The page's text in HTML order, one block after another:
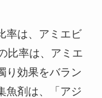
率は、アミエビ
比率は、アミエ
り効果をバラン
魚剤は、「アジ